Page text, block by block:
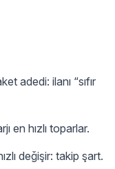
adedi: ilanı “sıfır
en hızlı toparlar.
değişir: takip şart.